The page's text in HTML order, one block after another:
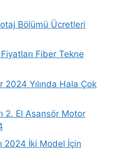
Bölümü Ücretleri
Fiber Tekne
Yılında Hala Çok
2. El Asansör Motor
2024 İki Model İçin